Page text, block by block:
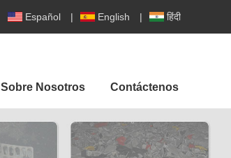
Español | English | हिंदी
Sobre Nosotros Contáctenos